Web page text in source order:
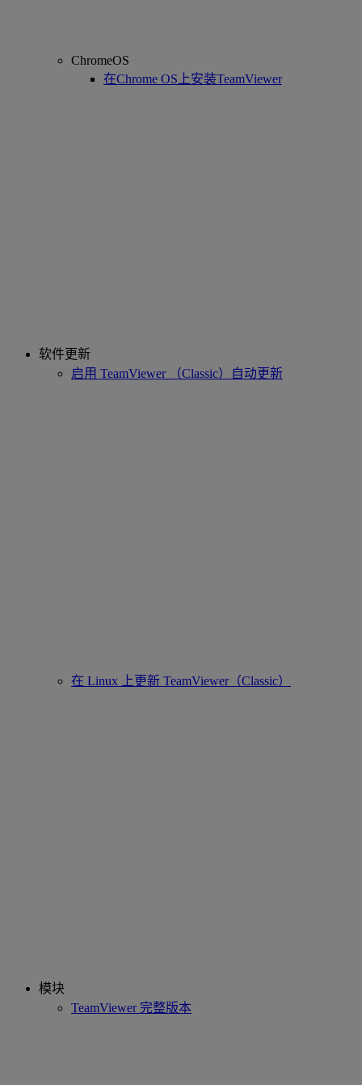
ChromeOS
在Chrome OS上安装TeamViewer
软件更新
启用 TeamViewer （Classic）自动更新
在 Linux 上更新 TeamViewer（Classic）
模块
TeamViewer 完整版本